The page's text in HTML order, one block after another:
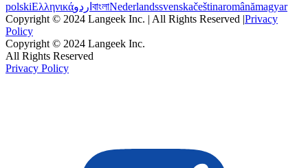
polskiΕλληνικάاردو বাংলাNederlandssvenskačeštinaromânămagyar
Copyright © 2024 Langeek Inc. | All Rights Reserved |Privacy
Policy
Copyright © 2024 Langeek Inc.
All Rights Reserved
Privacy Policy